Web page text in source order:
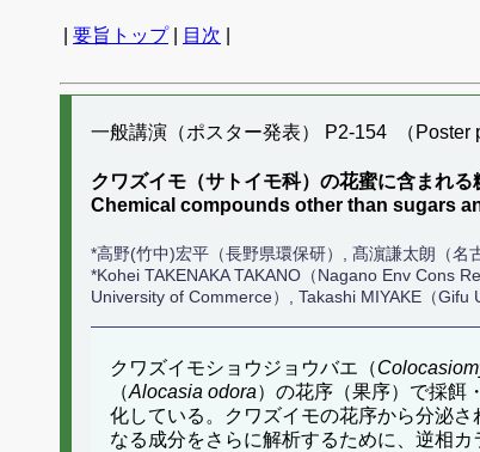
要旨トップ| 目次
一般講演（ポスター発表） P2-154 （Poster
クワズイモ（サトイモ科）の花蜜に含まれ
Chemical compounds other than sugars
*高野(竹中)宏平（長野県環保研）, 髙濵謙太朗（名
*Kohei TAKENAKA TAKANO（Nagano Env Cons
University of Commerce）, Takashi MIYAKE（Gifu
クワズイモショウジョウバエ（
（Alocasia odora）の花序（果序）で採餌
化している。クワズイモの花序から分泌
なる成分をさらに解析するために、逆相